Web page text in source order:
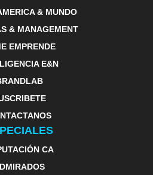
& MUNDO
& MANAGEMENT
EMPRENDE
E&N
CA